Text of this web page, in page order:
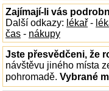
Zajímají-li vás
Další odkazy: lékař -
čas - nákupy
Jste přesvědčeni, že
návštěvu jiného místa
pohromadě. Vybrané